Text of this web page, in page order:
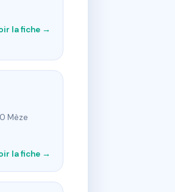
la fiche →
Mèze
la fiche →